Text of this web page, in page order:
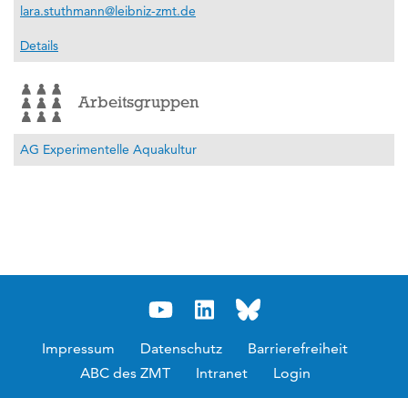
lara.stuthmann@leibniz-zmt.de
Details
Arbeitsgruppen
AG Experimentelle Aquakultur
Impressum Datenschutz
Barrierefreiheit
ABC des ZMT
Intranet Login